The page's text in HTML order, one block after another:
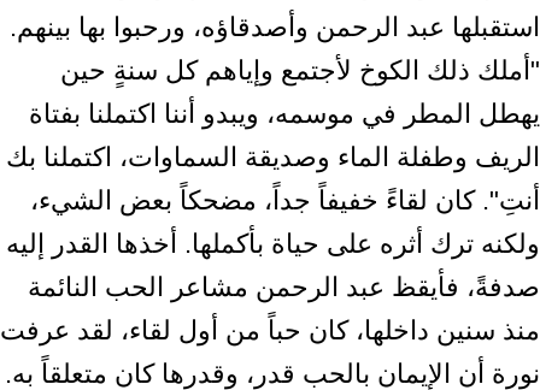
استقبلها عبد الرحمن وأصدقاؤه، ورحبوا بها بينهم.
"أملك ذلك الكوخ لأجتمع وإياهم كل سنةٍ حين
يهطل المطر في موسمه، ويبدو أننا اكتملنا بفتاة
الريف وطفلة الماء وصديقة السماوات، اكتملنا بك
أنتِ". كان لقاءً خفيفاً جداً، مضحكاً بعض الشيء،
ولكنه ترك أثره على حياة بأكملها. أخذها القدر إليه
صدفةً، فأيقظ عبد الرحمن مشاعر الحب النائمة
منذ سنين داخلها، كان حباً من أول لقاء، لقد عرفت
نورة أن الإيمان بالحب قدر، وقدرها كان متعلقاً به.